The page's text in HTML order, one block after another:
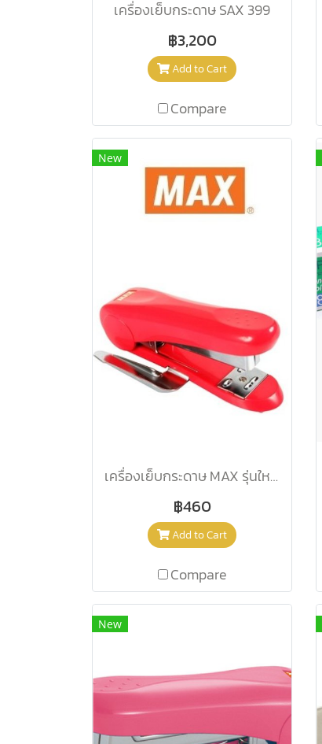
เครื่องเย็บกระดาษ SAX 399
฿3,200
Add to Cart
Compare
New
เครื่องเย็บกระดาษ MAX รุ่นใหม่ HD-88R ชมพู
฿460
Add to Cart
Compare
New